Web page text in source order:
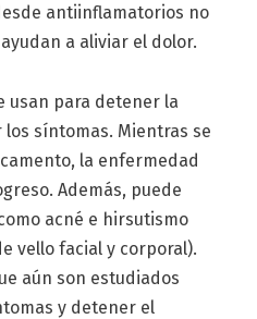
antiinflamatorios no
a aliviar el dolor.
usan para detener la
síntomas. Mientras se
la enfermedad
Además, puede
acné e hirsutismo
vello facial y corporal).
aún son estudiados
y detener el